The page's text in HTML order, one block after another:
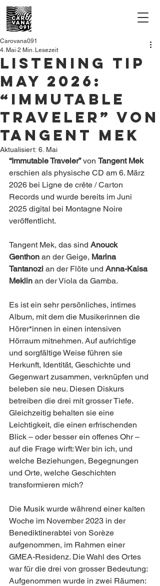
Listening Tip
May 2026:
“Immutable
Traveler” von
Tangent Mek
Carovana091
4. Mai 2 Min. Lesezeit
Aktualisiert: 6. Mai
“Immutable Traveler” von Tangent Mek
erschien als physische CD am 6. März
2026 bei Ligne de crête / Carton
Records und wurde bereits im Juni
2025 digital bei Montagne Noire
veröffentlicht.
Tangent Mek, das sind Anouck
Genthon an der Geige, Marina
Tantanozi an der Flöte und Anna-Kaisa
Meklin an der Viola da Gamba.
Es ist ein sehr persönliches, intimes
Album, mit dem die Musikerinnen die
Hörer*innen in einen intensiven
Hörraum mitnehmen. Auf aufrichtige
und sorgfältige Weise führen sie
Herkunft, Identität, Geschichte und
Gegenwart zusammen, verknüpfen und
beleben sie neu. Diesen Diskurs
betreiben die drei mit grosser Tiefe.
Gleichzeitig behalten sie eine
Leichtigkeit, die einen erfrischenden
Blick – oder besser ein offenes Ohr –
auf die Frage wirft: Wer bin ich, und
welche Beziehungen, Begegnungen
und Orte, welche Geschichten
transformieren mich?
Die Musik wurde während einer kalten
Woche im November 2023 in der
Benediktinerabtei von Sorèze
aufgenommen, im Rahmen einer
GMEA-Residenz. Die Wahl des Ortes
war für die drei von grosser Bedeutung:
Aufgenommen wurde in zwei Räumen: